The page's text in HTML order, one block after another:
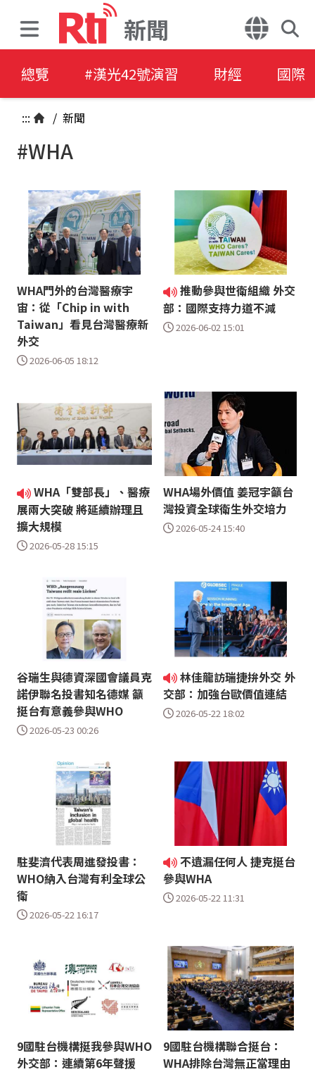
新聞
總覽 #漢光42號演習 財經 國際
::: / 新聞
#WHA
WHA門外的台灣醫療宇
宙：從「Chip in with
Taiwan」看見台灣醫療新
外交
2026-06-05 18:12
推動參與世衛組織 外交
部：國際支持力道不減
2026-06-02 15:01
WHA「雙部長」、醫療
展兩大突破 將延續辦理且
擴大規模
2026-05-28 15:15
WHA場外價值 姜冠宇籲台
灣投資全球衛生外交培力
2026-05-24 15:40
谷瑞生與德資深國會議員克
諾伊聯名投書知名德媒 籲
挺台有意義參與WHO
2026-05-23 00:26
林佳龍訪瑞捷拚外交 外
交部：加強台歐價值連結
2026-05-22 18:02
駐斐濟代表周進發投書：
WHO納入台灣有利全球公
衛
2026-05-22 16:17
不遺漏任何人 捷克挺台
參與WHA
2026-05-22 11:31
9國駐台機構挺我參與WHO
外交部：連續第6年聲援
9國駐台機構聯合挺台：
WHA排除台灣無正當理由